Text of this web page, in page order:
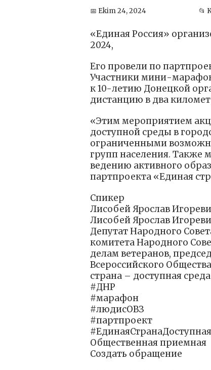
📅 Ekim 24, 2024 📂
«Единая Россия»
2024,
Его провели по
Участники мини-
к 10-летию Донецкой
дистанцию в два
«Этим мероприятием
доступной среды в
ограниченными
групп населения. Также
ведению активного
партпроекта «Единая
Спикер
Лисобей Ярослав
Лисобей Ярослав
Депутат Народного
комитета Народного
делам ветеранов,
Всероссийского
страна – доступная
#ДНР
#марафон
#людисОВЗ
#партпроект
Общественная приемная
Создать обращение